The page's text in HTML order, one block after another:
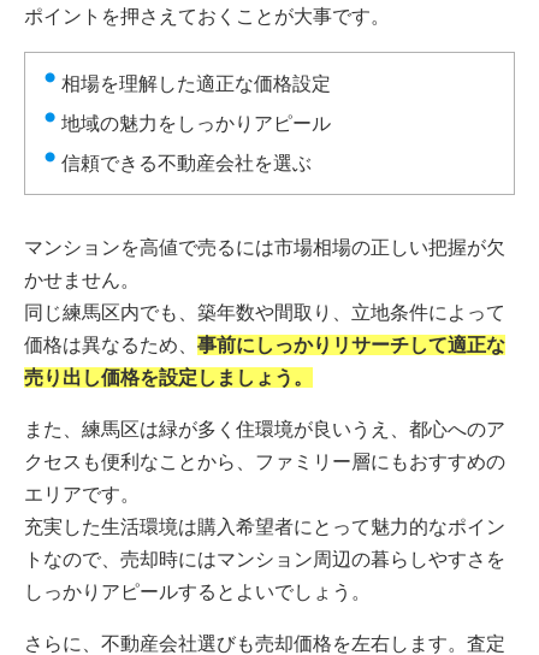
ポイントを押さえておくことが大事です。
相場を理解した適正な価格設定
地域の魅力をしっかりアピール
信頼できる不動産会社を選ぶ
マンションを高値で売るには市場相場の正しい把握が欠
かせません。
同じ練馬区内でも、築年数や間取り、立地条件によって
価格は異なるため、 事前にしっかりリサーチして適正な
売り出し価格を設定しましょう。
また、練馬区は緑が多く住環境が良いうえ、都心へのア
クセスも便利なことから、ファミリー層にもおすすめの
エリアです。
充実した生活環境は購入希望者にとって魅力的なポイン
トなので、売却時にはマンション周辺の暮らしやすさを
しっかりアピールするとよいでしょう。
さらに、不動産会社選びも売却価格を左右します。査定